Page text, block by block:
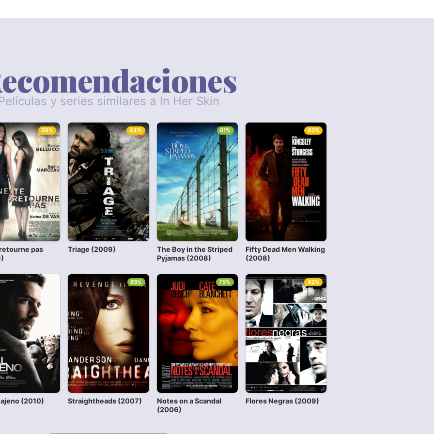
y series similares a In Her Skin
pas
50%
Triage (2009)
44%
The Boy in the Striped
Pyjamas (2008)
61%
Fifty Dead Men Walking
(2008)
42%
ajeno (2010) Straightheads (2007)
63%
Notes on a Scandal
(2006)
75%
Flores Negras (2009)
42%